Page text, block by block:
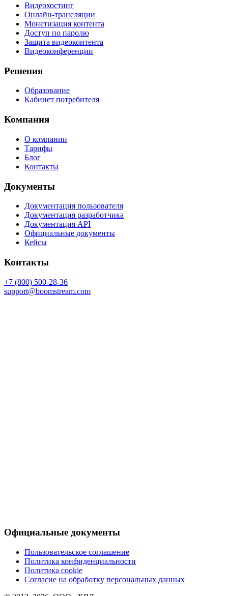
Видеохостинг
Онлайн-трансляции
Монетизация контента
Доступ по паролю
Защита видеоконтента
Видеоконференции
Решения
Образование
Кабинет потребителя
Компания
О компании
Тарифы
Блог
Контакты
Документы
Документация пользователя
Документация разработчика
Документация API
Официальные документы
Кейсы
Контакты
+7 (800) 500-28-36
support@boomstream.com
Официальные документы
Пользовательское соглашение
Политика конфиденциальности
Политика cookie
Согласие на обработку персональных данных